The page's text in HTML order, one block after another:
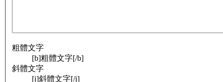
粗體文字
[b]粗體文字[/b]
斜體文字
[i]斜體文字[/i]